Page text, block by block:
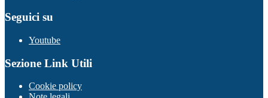
Seguici su
Youtube
Sezione Link Utili
Cookie policy